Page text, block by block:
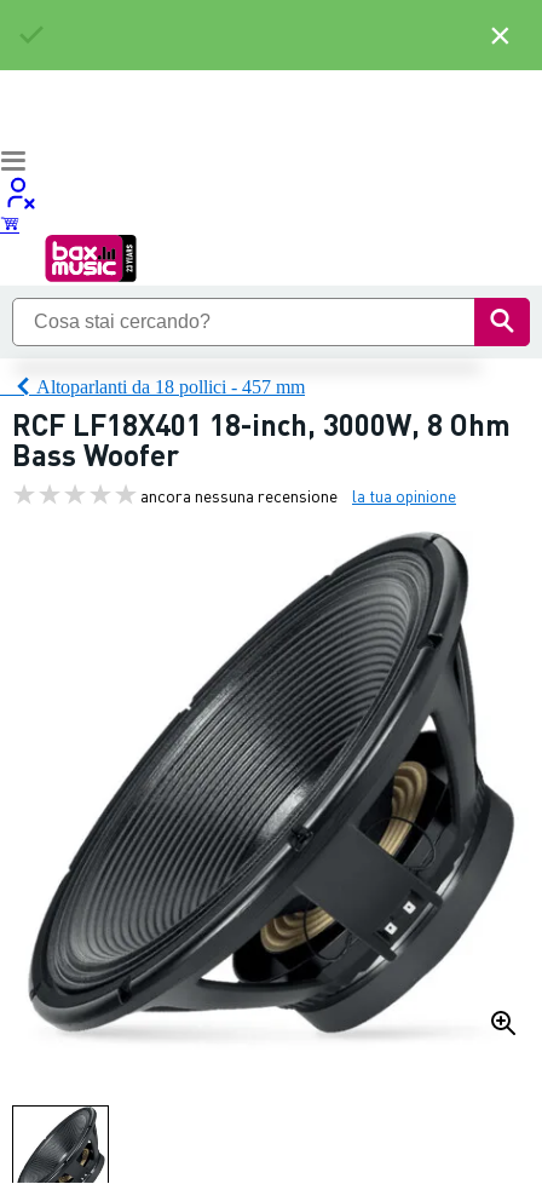
Altoparlanti da 18 pollici - 457 mm
RCF LF18X401 18-inch, 3000W, 8 Ohm
Bass Woofer
ancora nessuna recensione la tua opinione
×